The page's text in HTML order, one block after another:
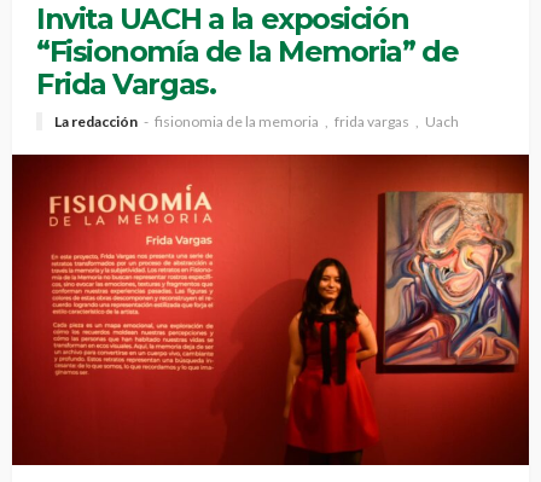
Invita UACH a la exposición
“Fisionomía de la Memoria” de
Frida Vargas.
La redacción fisionomia de la memoria frida vargas Uach